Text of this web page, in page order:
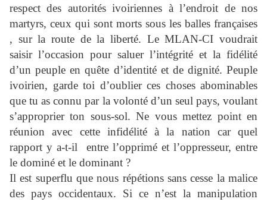
respect des autorités ivoiriennes à l’endroit de nos
martyrs, ceux qui sont morts sous les balles françaises
, sur la route de la liberté. Le MLAN-CI voudrait
saisir l’occasion pour saluer l’intégrité et la fidélité
d’un peuple en quête d’identité et de dignité. Peuple
ivoirien, garde toi d’oublier ces choses abominables
que tu as connu par la volonté d’un seul pays, voulant
s’approprier ton sous-sol. Ne vous mettez point en
réunion avec cette infidélité à la nation car quel
rapport y a-t-il
entre l’opprimé et l’oppresseur, entre
le dominé et le dominant ?
Il est superflu que nous répétions sans cesse la malice
des pays occidentaux. Si ce n’est la manipulation